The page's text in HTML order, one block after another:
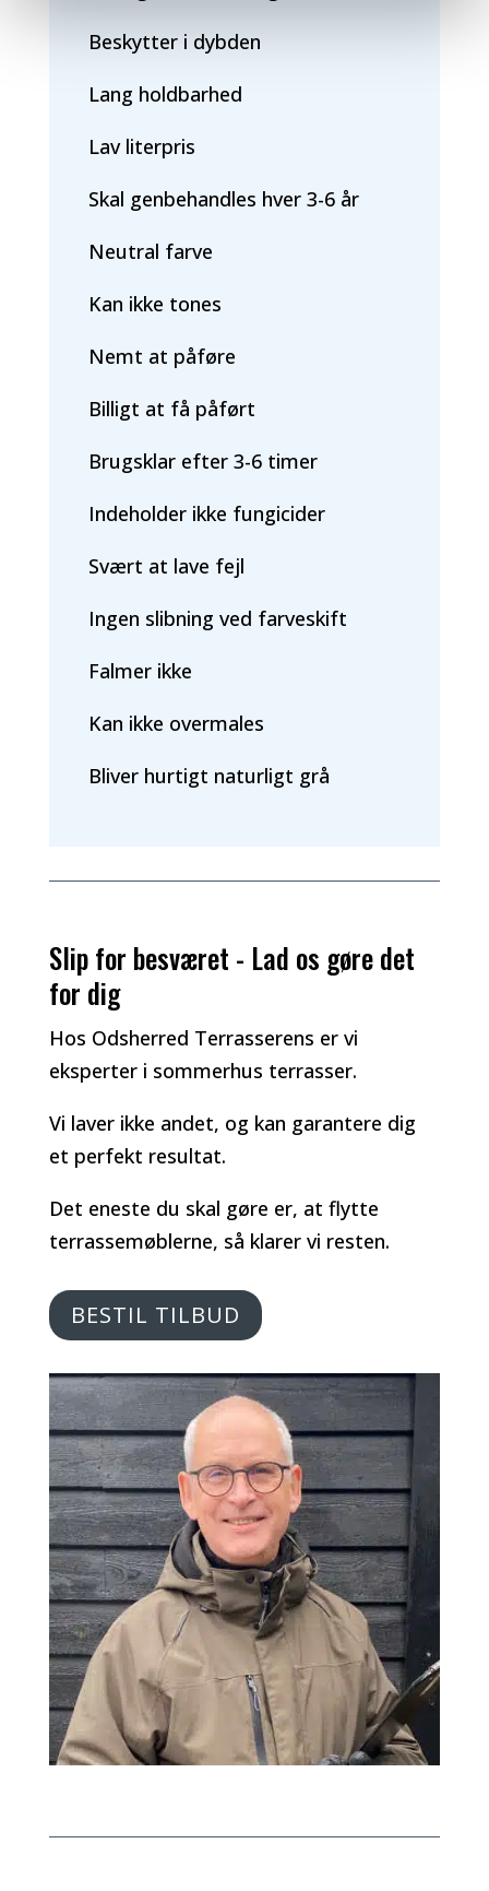
Beskytter i dybden
Lang holdbarhed
Lav literpris
Skal genbehandles hver 3-6 år
Neutral farve
Kan ikke tones
Nemt at påføre
Billigt at få påført
Brugsklar efter 3-6 timer
Indeholder ikke fungicider
Svært at lave fejl
Ingen slibning ved farveskift
Falmer ikke
Kan ikke overmales
Bliver hurtigt naturligt grå
Slip for besværet - Lad os gøre det
for dig
Hos Odsherred Terrasserens er vi
eksperter i sommerhus terrasser.
Vi laver ikke andet, og kan garantere dig
et perfekt resultat.
Det eneste du skal gøre er, at flytte
terrassemøblerne, så klarer vi resten.
BESTIL TILBUD